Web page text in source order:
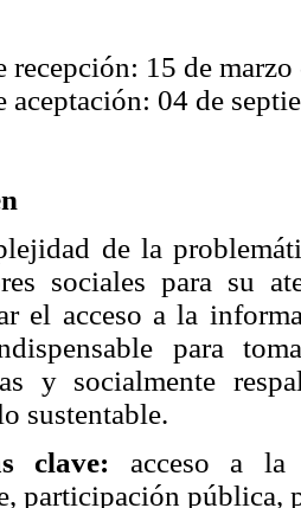
recepción: 15 de
aceptación: 04 de
de la
sociales para su
el acceso a la
para
y socialmente
sustentable.
clave: acceso a la
participación pública,